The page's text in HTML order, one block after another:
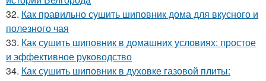
32. Как правильно сушить шиповник дома для вкусного и
полезного чая
33. Как сушить шиповник в домашних условиях: простое
и эффективное руководство
34. Как сушить шиповник в духовке газовой плиты: